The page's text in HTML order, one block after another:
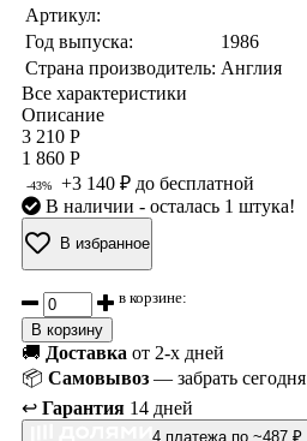
Артикул:
Год выпуска:
1986
Страна производитель: Англия
Все характеристики
Описание
3 210 Р
1 860 Р
-43%
+3 140 ₽ до бесплатной
В наличии - осталась 1 штука!
В избранное
в корзине:
В корзину
🚚 Доставка от 2-х дней
📦 Самовывоз — забрать сегодня
↩️ Гарантия 14 дней
4 платежа по ~487 ₽